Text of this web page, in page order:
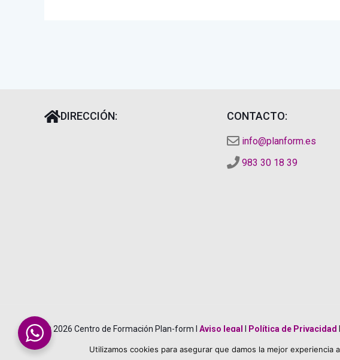
DIRECCIÓN: CONTACTO:
info@planform.es
983 30 18 39
© 2026 Centro de Formación Plan-form | Aviso legal Política de Privacidad
Utilizamos cookies para asegurar que damos la mejor